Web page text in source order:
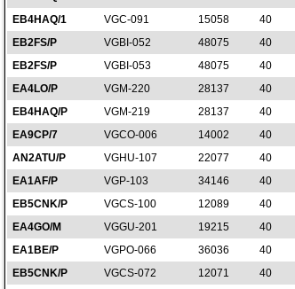
EB4HAQ/1
VGC-091 15058 40
EB2FS/P
VGBI-052 48075 40
EB2FS/P
VGBI-053 48075 40
EA4LO/P
VGM-220 28137 40
EB4HAQ/P
VGM-219 28137 40
EA9CP/7
VGCO-006 14002 40
AN2ATU/P
VGHU-107 22077 40
EA1AF/P
VGP-103 34146 40
EB5CNK/P
VGCS-100 12089 40
EA4GO/M
VGGU-201 19215 40
EA1BE/P
VGPO-066 36036 40
EB5CNK/P
VGCS-072 12071 40